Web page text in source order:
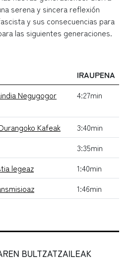
serena y sincera reflexión
y sus consecuencias para
las siguientes generaciones.
IRAUPENA
Negugogor
4:27min
Kafeak
3:40min
3:35min
legeaz
1:40min
1:46min
BULTZATZAILEAK